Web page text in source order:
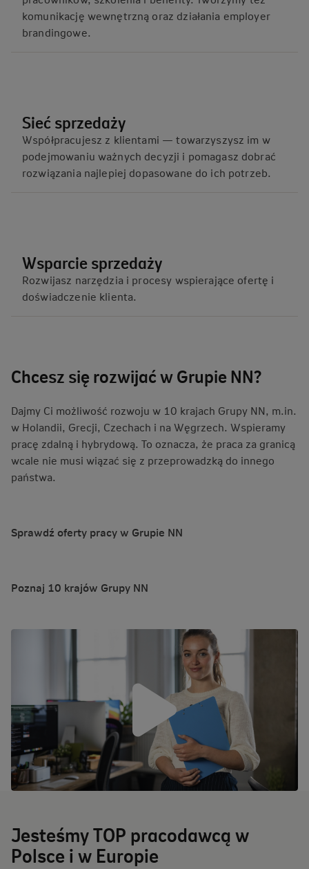
komunikację wewnętrzną oraz działania employer
brandingowe.
Sieć sprzedaży
Współpracujesz z klientami — towarzyszysz im w
podejmowaniu ważnych decyzji i pomagasz dobrać
rozwiązania najlepiej dopasowane do ich potrzeb.
Wsparcie sprzedaży
Rozwijasz narzędzia i procesy wspierające ofertę i
doświadczenie klienta.
Chcesz się rozwijać w Grupie NN?
Dajmy Ci możliwość rozwoju w 10 krajach Grupy NN, m.in.
w Holandii, Grecji, Czechach i na Węgrzech. Wspieramy
pracę zdalną i hybrydową. To oznacza, że praca za granicą
wcale nie musi wiązać się z przeprowadzką do innego
państwa.
Sprawdź oferty pracy w Grupie NN
Poznaj 10 krajów Grupy NN
Jesteśmy TOP pracodawcą w
Polsce i w Europie